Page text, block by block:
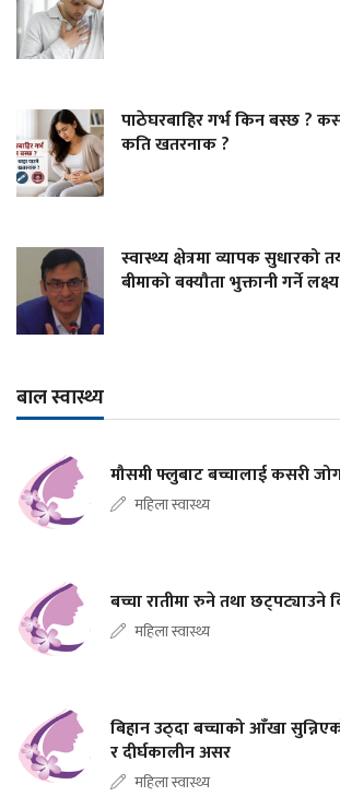
पाठेघरबाहिर गर्भ किन बस्छ ?
कति खतरनाक ?
स्वास्थ्य क्षेत्रमा व्यापक सुधारको
बीमाको बक्यौता भुक्तानी गर्ने लक्ष्य
बाल स्वास्थ्य
मौसमी फ्लुबाट बच्चालाई कसरी
महिला स्वास्थ्य
बच्चा रातीमा रुने तथा छट्पट्याउने
महिला स्वास्थ्य
बिहान उठ्दा बच्चाको आँखा
र दीर्घकालीन असर
महिला स्वास्थ्य